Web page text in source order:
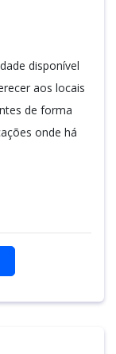
disponível
aos locais
de forma
onde há